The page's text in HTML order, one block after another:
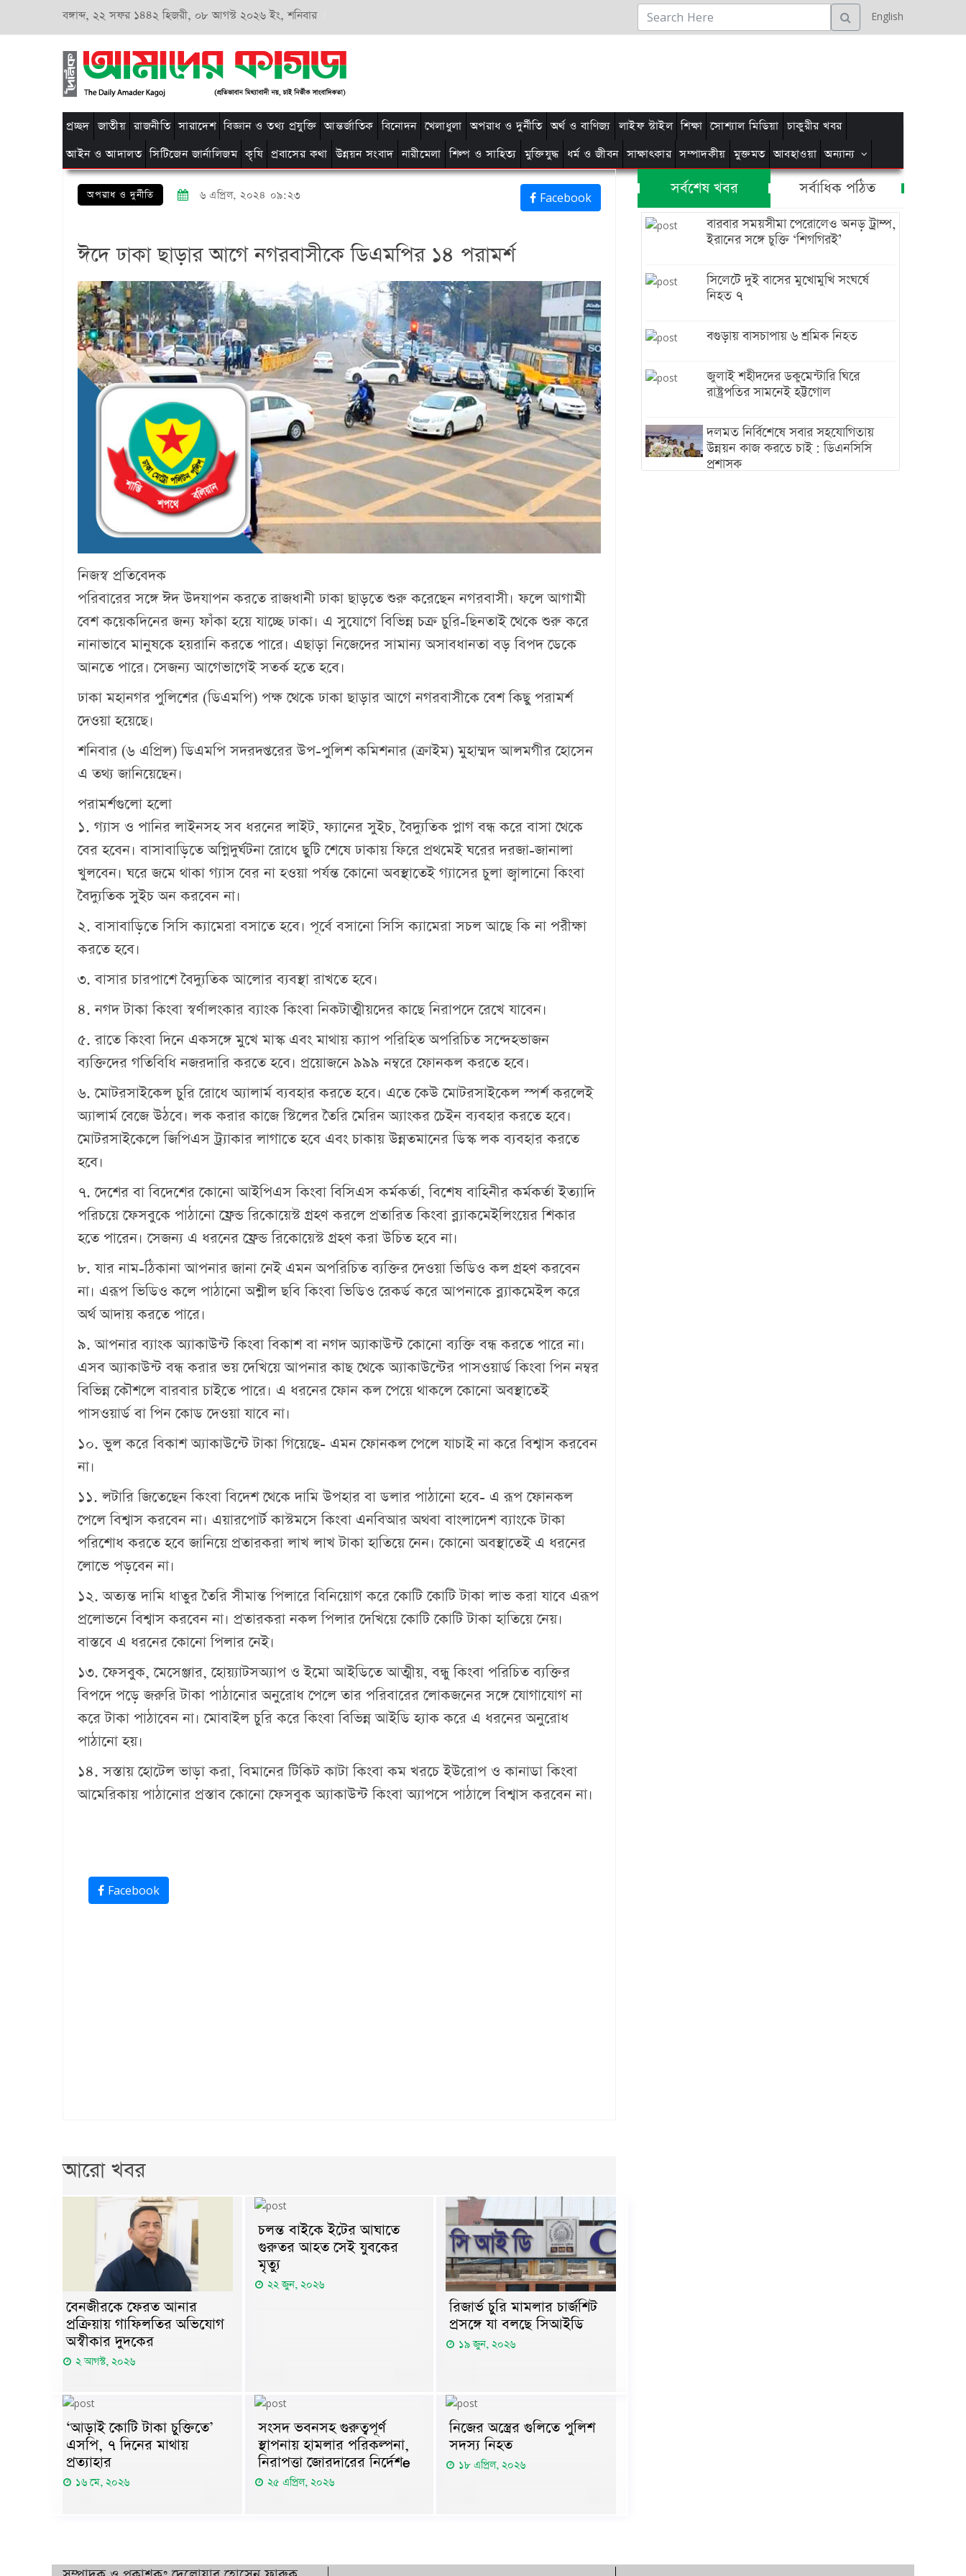
বঙ্গাব্দ, ২২ সফর ১৪৪২ হিজরী, ০৮ আগস্ট ২০২৬ ইং, শনিবার English
প্রচ্ছদ জাতীয় রাজনীতি সারাদেশ বিজ্ঞান ও তথ্য প্রযুক্তি আন্তর্জাতিক বিনোদন খেলাধুলা অপরাধ ও দুর্নীতি অর্থ ও বাণিজ্য লাইফ স্টাইল শিক্ষা সোশ্যাল মিডিয়া চাকুরীর খবর
আইন ও আদালত সিটিজেন জার্নালিজম কৃষি প্রবাসের কথা উন্নয়ন সংবাদ নারীমেলা শিল্প ও সাহিত্য মুক্তিযুদ্ধ ধর্ম ও জীবন সাক্ষাৎকার সম্পাদকীয় মুক্তমত আবহাওয়া অন্যান্য
অপরাধ ও দুর্নীতি ৬ এপ্রিল, ২০২৪ ০৯:২৩ Facebook
ঈদে ঢাকা ছাড়ার আগে নগরবাসীকে ডিএমপির ১৪ পরামর্শ
নিজস্ব প্রতিবেদক
পরিবারের সঙ্গে ঈদ উদযাপন করতে রাজধানী ঢাকা ছাড়তে শুরু করেছেন নগরবাসী। ফলে আগামী
বেশ কয়েকদিনের জন্য ফাঁকা হয়ে যাচ্ছে ঢাকা। এ সুযোগে বিভিন্ন চক্র চুরি-ছিনতাই থেকে শুরু করে
নানাভাবে মানুষকে হয়রানি করতে পারে। এছাড়া নিজেদের সামান্য অসাবধানতা বড় বিপদ ডেকে
আনতে পারে। সেজন্য আগেভাগেই সতর্ক হতে হবে।
ঢাকা মহানগর পুলিশের (ডিএমপি) পক্ষ থেকে ঢাকা ছাড়ার আগে নগরবাসীকে বেশ কিছু পরামর্শ
দেওয়া হয়েছে।
শনিবার (৬ এপ্রিল) ডিএমপি সদরদপ্তরের উপ-পুলিশ কমিশনার (ক্রাইম) মুহাম্মদ আলমগীর হোসেন
এ তথ্য জানিয়েছেন।
পরামর্শগুলো হলো
১. গ্যাস ও পানির লাইনসহ সব ধরনের লাইট, ফ্যানের সুইচ, বৈদ্যুতিক প্লাগ বন্ধ করে বাসা থেকে
বের হবেন। বাসাবাড়িতে অগ্নিদুর্ঘটনা রোধে ছুটি শেষে ঢাকায় ফিরে প্রথমেই ঘরের দরজা-জানালা
খুলবেন। ঘরে জমে থাকা গ্যাস বের না হওয়া পর্যন্ত কোনো অবস্থাতেই গ্যাসের চুলা জ্বালানো কিংবা
বৈদ্যুতিক সুইচ অন করবেন না।
২. বাসাবাড়িতে সিসি ক্যামেরা বসাতে হবে। পূর্বে বসানো সিসি ক্যামেরা সচল আছে কি না পরীক্ষা
করতে হবে।
৩. বাসার চারপাশে বৈদ্যুতিক আলোর ব্যবস্থা রাখতে হবে।
৪. নগদ টাকা কিংবা স্বর্ণালংকার ব্যাংক কিংবা নিকটাত্মীয়দের কাছে নিরাপদে রেখে যাবেন।
৫. রাতে কিংবা দিনে একসঙ্গে মুখে মাস্ক এবং মাথায় ক্যাপ পরিহিত অপরিচিত সন্দেহভাজন
ব্যক্তিদের গতিবিধি নজরদারি করতে হবে। প্রয়োজনে ৯৯৯ নম্বরে ফোনকল করতে হবে।
৬. মোটরসাইকেল চুরি রোধে অ্যালার্ম ব্যবহার করতে হবে। এতে কেউ মোটরসাইকেল স্পর্শ করলেই
অ্যালার্ম বেজে উঠবে। লক করার কাজে স্টিলের তৈরি মেরিন অ্যাংকর চেইন ব্যবহার করতে হবে।
মোটরসাইকেলে জিপিএস ট্র্যাকার লাগাতে হবে এবং চাকায় উন্নতমানের ডিস্ক লক ব্যবহার করতে
হবে।
৭. দেশের বা বিদেশের কোনো আইপিএস কিংবা বিসিএস কর্মকর্তা, বিশেষ বাহিনীর কর্মকর্তা ইত্যাদি
পরিচয়ে ফেসবুকে পাঠানো ফ্রেন্ড রিকোয়েস্ট গ্রহণ করলে প্রতারিত কিংবা ব্ল্যাকমেইলিংয়ের শিকার
হতে পারেন। সেজন্য এ ধরনের ফ্রেন্ড রিকোয়েস্ট গ্রহণ করা উচিত হবে না।
৮. যার নাম-ঠিকানা আপনার জানা নেই এমন অপরিচিত ব্যক্তির দেওয়া ভিডিও কল গ্রহণ করবেন
না। এরূপ ভিডিও কলে পাঠানো অশ্লীল ছবি কিংবা ভিডিও রেকর্ড করে আপনাকে ব্ল্যাকমেইল করে
অর্থ আদায় করতে পারে।
৯. আপনার ব্যাংক অ্যাকাউন্ট কিংবা বিকাশ বা নগদ অ্যাকাউন্ট কোনো ব্যক্তি বন্ধ করতে পারে না।
এসব অ্যাকাউন্ট বন্ধ করার ভয় দেখিয়ে আপনার কাছ থেকে অ্যাকাউন্টের পাসওয়ার্ড কিংবা পিন নম্বর
বিভিন্ন কৌশলে বারবার চাইতে পারে। এ ধরনের ফোন কল পেয়ে থাকলে কোনো অবস্থাতেই
পাসওয়ার্ড বা পিন কোড দেওয়া যাবে না।
১০. ভুল করে বিকাশ অ্যাকাউন্টে টাকা গিয়েছে- এমন ফোনকল পেলে যাচাই না করে বিশ্বাস করবেন
না।
১১. লটারি জিতেছেন কিংবা বিদেশ থেকে দামি উপহার বা ডলার পাঠানো হবে- এ রূপ ফোনকল
পেলে বিশ্বাস করবেন না। এয়ারপোর্ট কাস্টমসে কিংবা এনবিআর অথবা বাংলাদেশ ব্যাংকে টাকা
পরিশোধ করতে হবে জানিয়ে প্রতারকরা লাখ লাখ টাকা হাতিয়ে নেন। কোনো অবস্থাতেই এ ধরনের
লোভে পড়বেন না।
১২. অত্যন্ত দামি ধাতুর তৈরি সীমান্ত পিলারে বিনিয়োগ করে কোটি কোটি টাকা লাভ করা যাবে এরূপ
প্রলোভনে বিশ্বাস করবেন না। প্রতারকরা নকল পিলার দেখিয়ে কোটি কোটি টাকা হাতিয়ে নেয়।
বাস্তবে এ ধরনের কোনো পিলার নেই।
১৩. ফেসবুক, মেসেঞ্জার, হোয়্যাটসঅ্যাপ ও ইমো আইডিতে আত্মীয়, বন্ধু কিংবা পরিচিত ব্যক্তির
বিপদে পড়ে জরুরি টাকা পাঠানোর অনুরোধ পেলে তার পরিবারের লোকজনের সঙ্গে যোগাযোগ না
করে টাকা পাঠাবেন না। মোবাইল চুরি করে কিংবা বিভিন্ন আইডি হ্যাক করে এ ধরনের অনুরোধ
পাঠানো হয়।
১৪. সস্তায় হোটেল ভাড়া করা, বিমানের টিকিট কাটা কিংবা কম খরচে ইউরোপ ও কানাডা কিংবা
আমেরিকায় পাঠানোর প্রস্তাব কোনো ফেসবুক অ্যাকাউন্ট কিংবা অ্যাপসে পাঠালে বিশ্বাস করবেন না।
Facebook
আরো খবর
বেনজীরকে ফেরত আনার
প্রক্রিয়ায় গাফিলতির অভিযোগ
অস্বীকার দুদকের
২ আগস্ট, ২০২৬
চলন্ত বাইকে ইটের আঘাতে
গুরুতর আহত সেই যুবকের
মৃত্যু
২২ জুন, ২০২৬
রিজার্ভ চুরি মামলার চার্জশিট
প্রসঙ্গে যা বলছে সিআইডি
১৯ জুন, ২০২৬
‘আড়াই কোটি টাকা চুক্তিতে’
এসপি, ৭ দিনের মাথায়
প্রত্যাহার
১৬ মে, ২০২৬
সংসদ ভবনসহ গুরুত্বপূর্ণ
স্থাপনায় হামলার পরিকল্পনা,
নিরাপত্তা জোরদারের নির্দেশe
২৫ এপ্রিল, ২০২৬
নিজের অস্ত্রের গুলিতে পুলিশ
সদস্য নিহত
১৮ এপ্রিল, ২০২৬
সর্বশেষ খবর সর্বাধিক পঠিত
বারবার সময়সীমা পেরোলেও অনড় ট্রাম্প,
ইরানের সঙ্গে চুক্তি ‘শিগগিরই’
সিলেটে দুই বাসের মুখোমুখি সংঘর্ষে
নিহত ৭
বগুড়ায় বাসচাপায় ৬ শ্রমিক নিহত
জুলাই শহীদদের ডকুমেন্টারি ঘিরে
রাষ্ট্রপতির সামনেই হট্টগোল
দলমত নির্বিশেষে সবার সহযোগিতায়
উন্নয়ন কাজ করতে চাই : ডিএনসিসি
প্রশাসক